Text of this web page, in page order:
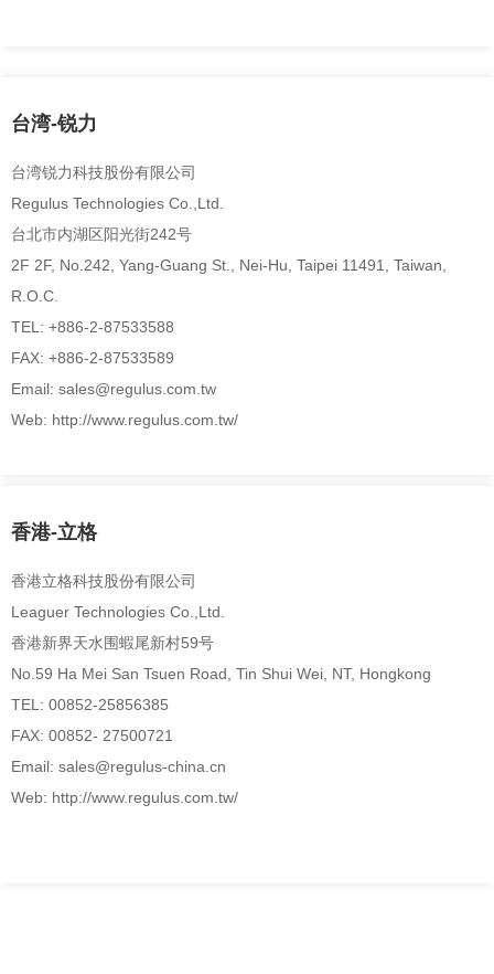
台湾-锐力
台湾锐力科技股份有限公司
Regulus Technologies Co.,Ltd.
台北市内湖区阳光街242号
2F 2F, No.242, Yang-Guang St., Nei-Hu, Taipei 11491, Taiwan,
R.O.C.
TEL: +886-2-87533588
FAX: +886-2-87533589
Email: sales@regulus.com.tw
Web: http://www.regulus.com.tw/
香港-立格
香港立格科技股份有限公司
Leaguer Technologies Co.,Ltd.
香港新界天水围蝦尾新村59号
No.59 Ha Mei San Tsuen Road, Tin Shui Wei, NT, Hongkong
TEL: 00852-25856385
FAX: 00852- 27500721
Email: sales@regulus-china.cn
Web: http://www.regulus.com.tw/